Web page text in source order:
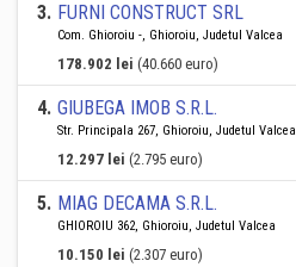
3. FURNI CONSTRUCT SRL
Com. Ghioroiu -, Ghioroiu, Judetul Valcea
178.902 lei (40.660 euro)
4. GIUBEGA IMOB S.R.L.
Str. Principala 267, Ghioroiu, Judetul Valcea
12.297 lei (2.795 euro)
5. MIAG DECAMA S.R.L.
GHIOROIU 362, Ghioroiu, Judetul Valcea
10.150 lei (2.307 euro)